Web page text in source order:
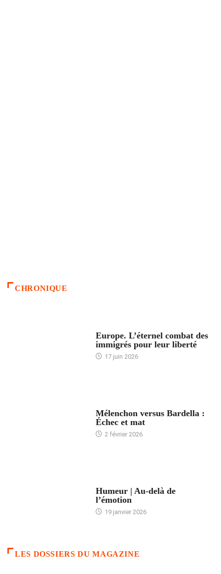
CHRONIQUE
Europe. L’éternel combat des
immigrés pour leur liberté
17 juin 2026
Mélenchon versus Bardella :
Échec et mat
2 février 2026
Humeur | Au-delà de
l’émotion
19 janvier 2026
LES DOSSIERS DU MAGAZINE